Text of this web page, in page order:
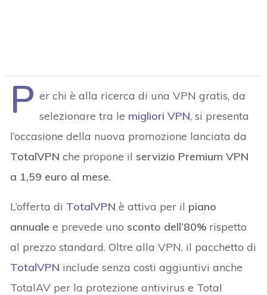
P er chi è alla ricerca di una VPN gratis, da
selezionare tra le migliori VPN, si presenta
l’occasione della nuova promozione lanciata da
TotalVPN che propone il servizio Premium VPN
a 1,59 euro al mese.
L’offerta di TotalVPN è attiva per il piano
annuale e prevede uno sconto dell’80% rispetto
al prezzo standard. Oltre alla VPN, il pacchetto di
TotalVPN include senza costi aggiuntivi anche
TotalAV per la protezione antivirus e Total